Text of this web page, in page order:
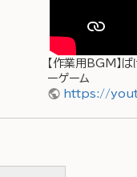
【作業用BGM】
ーゲーム
https://